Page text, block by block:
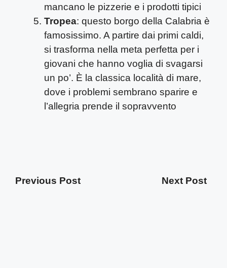
mancano le pizzerie e i prodotti tipici
Tropea: questo borgo della Calabria è
famosissimo. A partire dai primi caldi,
si trasforma nella meta perfetta per i
giovani che hanno voglia di svagarsi
un po’. È la classica località di mare,
dove i problemi sembrano sparire e
l’allegria prende il sopravvento
Previous Post Next Post